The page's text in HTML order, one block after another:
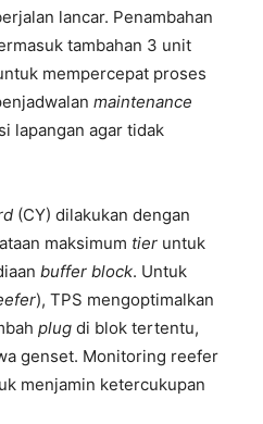
lancar. Penambahan
tambahan 3 unit
mempercepat proses
maintenance
lapangan agar tidak
(CY) dilakukan dengan
maksimum tier untuk
buffer block. Untuk
), TPS mengoptimalkan
plug di blok tertentu,
genset. Monitoring reefer
menjamin ketercukupan